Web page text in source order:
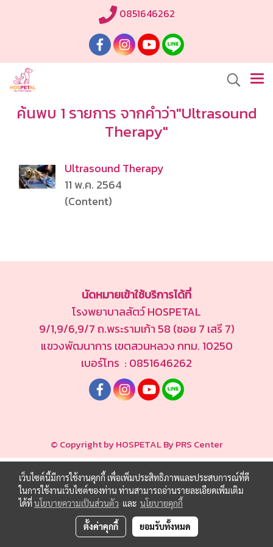
0851646262
ค้นพบ 1 รายการ จากคำว่า"Ultrasound
Therapy"
Ultrasound Therapy
11 พ.ค. 2564
(Content)
นัดหมายเข้าใช้บริการได้ที่
โรงพยาบาลสัตว์ HOSPETAL
9/1,9/6,9/7 ถ.พระรามเก้า 58 (ซอย 7 เสรี 7)
แขวงพัฒนาการ เขตสวนหลวง กทม. 10250
เบอร์โทร : 0851646262
© Copyright by HOSPETAL By PRS Center
เว็บไซต์นี้มีการใช้งานคุกกี้ เพื่อเพิ่มประสิทธิภาพและประสบการณ์ที่ดี
ในการใช้งานเว็บไซต์ของท่าน ท่านสามารถอ่านรายละเอียดเพิ่มเติม
ได้ที่นโยบายความเป็นส่วนตัว และ นโยบายคุกกี้
ตั้งค่าคุกกี้ ยอมรับทั้งหมด